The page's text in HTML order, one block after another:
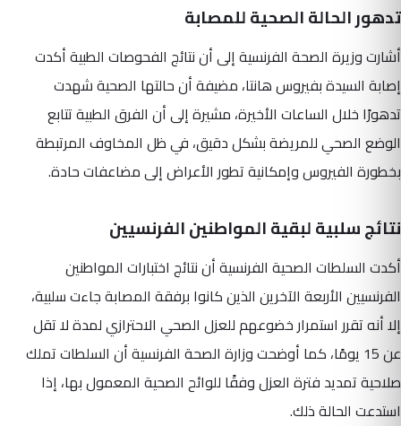
تدهور الحالة الصحية للمصابة
أشارت وزيرة الصحة الفرنسية إلى أن نتائج الفحوصات الطبية أكدت
إصابة السيدة بفيروس هانتا، مضيفة أن حالتها الصحية شهدت
تدهورًا خلال الساعات الأخيرة، مشيرة إلى أن الفرق الطبية تتابع
الوضع الصحي للمريضة بشكل دقيق، في ظل المخاوف المرتبطة
بخطورة الفيروس وإمكانية تطور الأعراض إلى مضاعفات حادة.
نتائج سلبية لبقية المواطنين الفرنسيين
أكدت السلطات الصحية الفرنسية أن نتائج اختبارات المواطنين
الفرنسيين الأربعة الآخرين الذين كانوا برفقة المصابة جاءت سلبية،
إلا أنه تقرر استمرار خضوعهم للعزل الصحي الاحترازي لمدة لا تقل
عن 15 يومًا، كما أوضحت وزارة الصحة الفرنسية أن السلطات تملك
صلاحية تمديد فترة العزل وفقًا للوائح الصحية المعمول بها، إذا
استدعت الحالة ذلك.